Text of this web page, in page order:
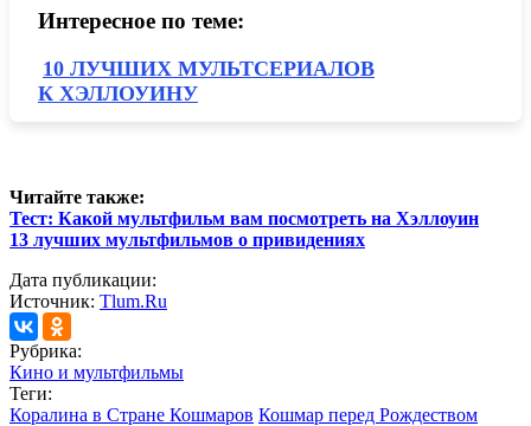
Интересное по теме:
10 ЛУЧШИХ МУЛЬТСЕРИАЛОВ
К ХЭЛЛОУИНУ
Читайте также:
Тест: Какой мультфильм вам посмотреть на Хэллоуин
13 лучших мультфильмов о привидениях
Дата публикации:
Источник: Tlum.Ru
Рубрика:
Кино и мультфильмы
Теги:
Коралина в Стране Кошмаров Кошмар перед Рождеством